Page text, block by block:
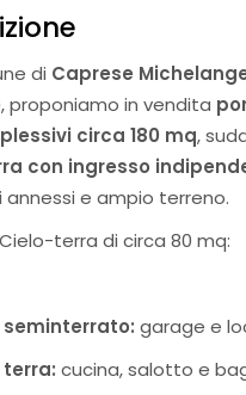
di Caprese
, proponiamo in vendita
circa 180 mq,
con ingresso
annessi e ampio terreno.
terra di circa 80 mq:
seminterrato: garage e
terra: cucina, salotto e